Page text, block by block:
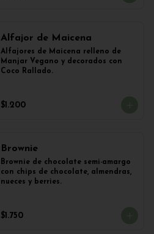
Alfajor de Maicena
Alfajores de Maicena relleno de
Manjar Vegano y decorados con
Coco Rallado.
$1.200
Brownie
Brownie de chocolate semi-amargo
con chips de chocolate, almendras,
nueces y berries.
$1.750